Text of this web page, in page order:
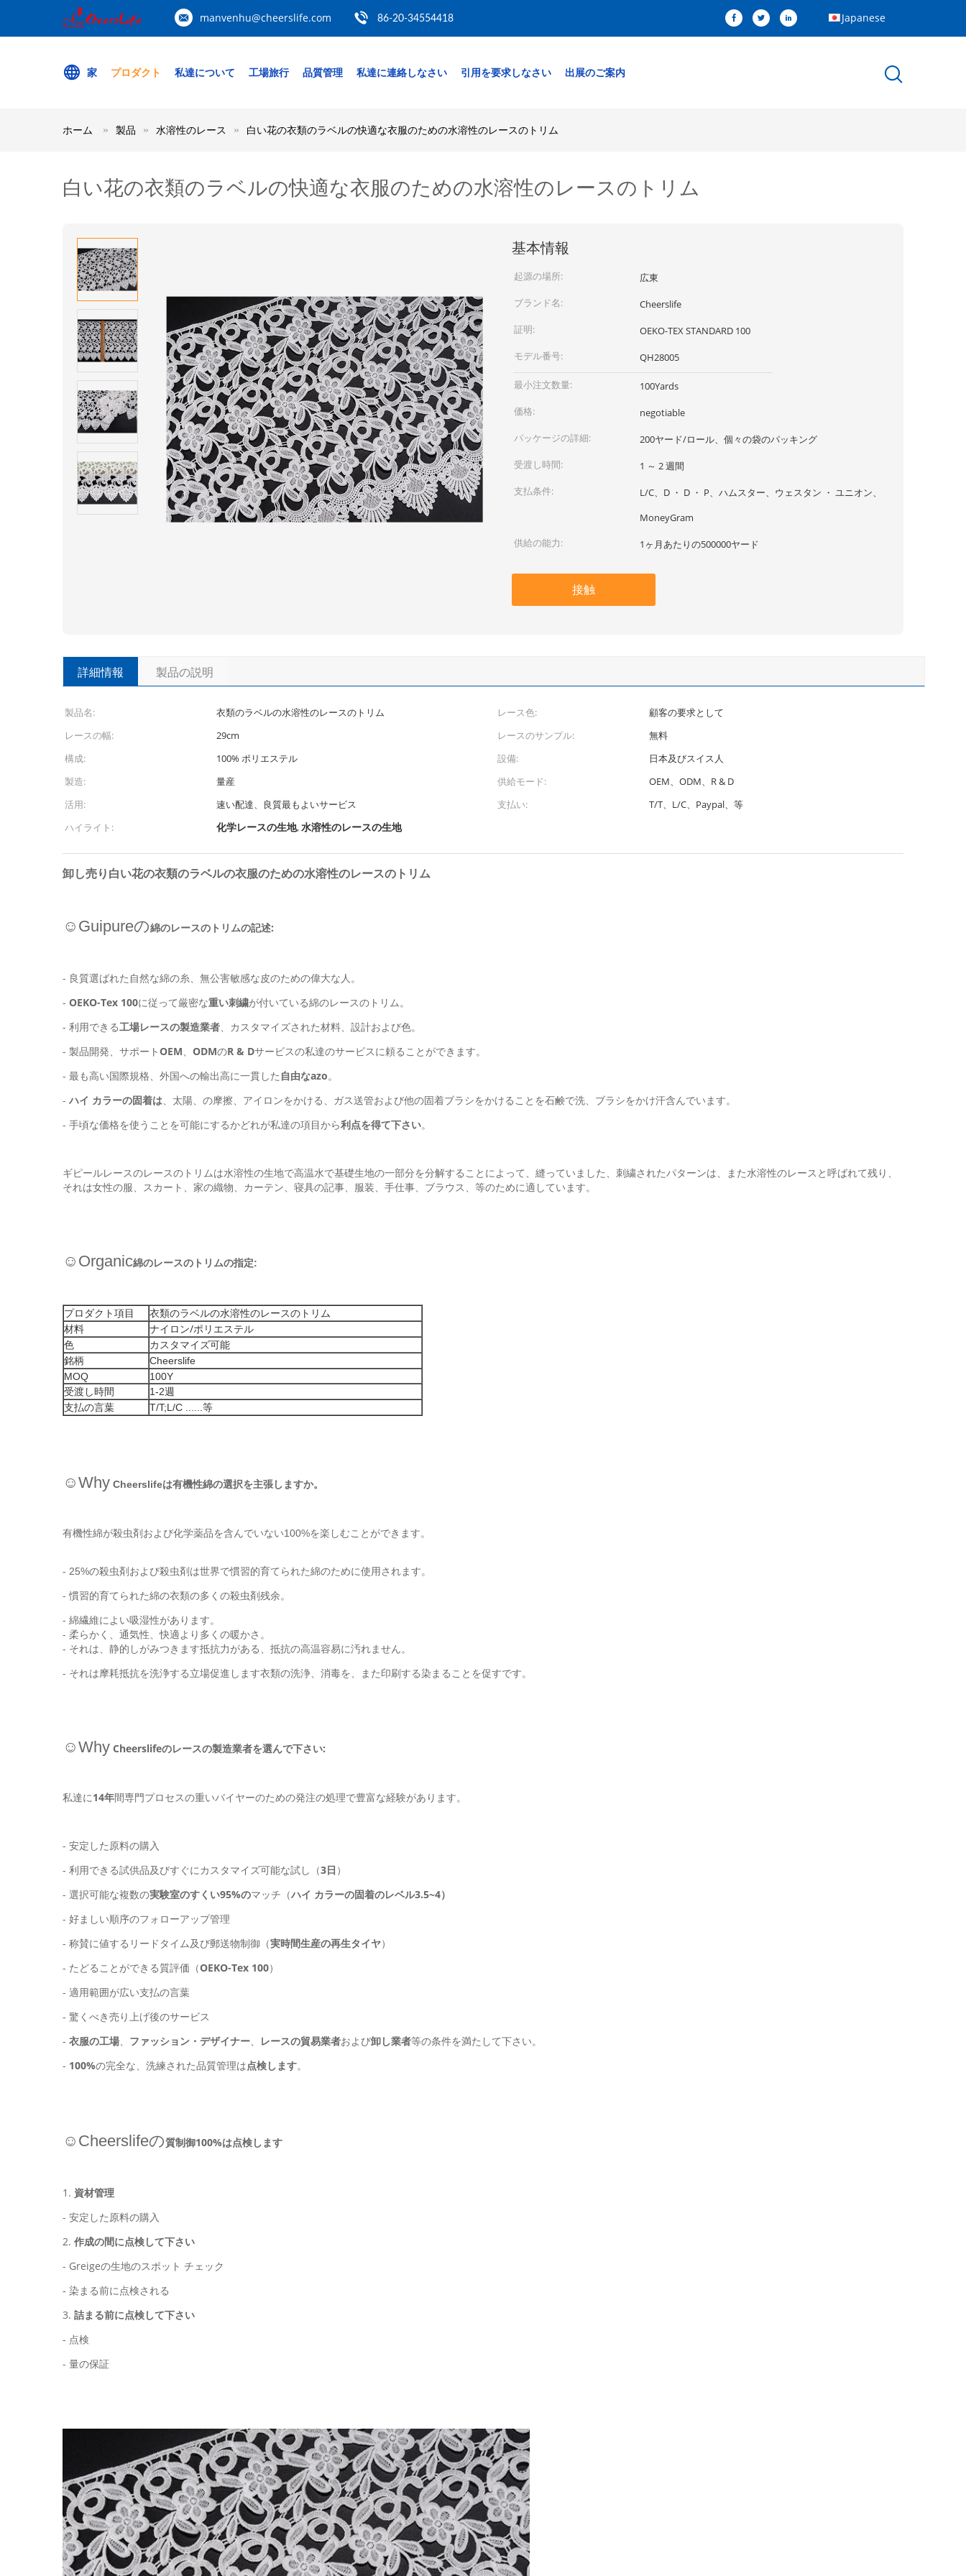
manvenhu@cheerslife.com 86-20-34554418 Japanese
家 プロダクト 私達について 工場旅行 品質管理 私達に連絡しなさい 引用を要求しなさい 出展のご案内
ホーム 製品 水溶性のレース 白い花の衣類のラベルの快適な衣服のための水溶性のレースのトリム
白い花の衣類のラベルの快適な衣服のための水溶性のレースのトリム
基本情報
起源の場所:
広東
ブランド名:
Cheerslife
証明:
OEKO-TEX STANDARD 100
モデル番号:
QH28005
最小注文数量:
100Yards
価格:
negotiable
パッケージの詳細:
200ヤード/ロール、個々の袋のパッキング
受渡し時間:
1 ～ 2 週間
支払条件:
L/C、D ・ D ・ P、ハムスター、ウェスタン ・ ユニオン、
MoneyGram
供給の能力:
1ヶ月あたりの500000ヤード
接触
詳細情報 製品の説明
製品名: 衣類のラベルの水溶性のレースのトリム レース色:
顧客の要求として
レースの幅:
29cm レースのサンプル:
無料
構成:
100% ポリエステル 設備:
日本及びスイス人
製造:
量産 供給モード:
OEM、ODM、R & D
活用:
速い配達、良質最もよいサービス 支払い:
T/T、L/C、Paypal、等
ハイライト:
化学レースの生地,水溶性のレースの生地
卸し売り白い花の衣類のラベルの衣服のための水溶性のレースのトリム
☺Guipureの綿のレースのトリムの記述:
- 良質選ばれた自然な綿の糸 、無公害敏感な皮のための偉大な人。
- OEKO-Tex 100に従って厳密な重い刺繍が付いている綿のレースのトリム。
- 利用できる工場レースの製造業者、カスタマイズされた材料、設計および色。
- 製品開発、サポートOEM、 ODMのR & Dサービスの私達のサービスに頼ることができます。
- 最も高い国際規格、外国への輸出高に一貫した 自由なazo。
- ハイ カラーの固着は、太陽、の摩擦、アイロンをかける、ガス送管および他の固着ブラシをかけることを石鹸で洗、ブラシをかけ汗含んでいます。
- 手頃な価格を使うことを可能にするかどれが私達の項目から利点を得て下さい。
ギピールレースのレースのトリムは水溶性の生地で高温水で基礎生地の一部分を分解することによって、縫っていました、刺繍されたパターンは、また水溶性のレースと呼ばれて残り、
それは女性の服、スカート、家の織物、カーテン、寝具の記事、服装、手仕事、ブラウス、等のために適しています。
☺Organic綿のレースのトリムの指定:
プロダクト項目
衣類のラベルの水溶性のレースのトリム
材料
ナイロン/ポリエステル
色 カスタマイズ可能
銘柄
Cheerslife
MOQ
100Y
受渡し時間
1-2週
支払の言葉
T/T;L/C ......等
☺Why Cheerslifeは有機性綿の選択を主張しますか。
有機性綿が殺虫剤および化学薬品を含んでいない100%を楽しむことができます。
- 25%の殺虫剤および殺虫剤は世界で慣習的育てられた綿のために使用されます。
-慣習的育てられた綿の衣類の多くの殺虫剤残余。
- 綿繊維によい吸湿性があります。
- 柔らかく、通気性、快適より多くの暖かさ。
- それは、静的しがみつきます抵抗力がある、抵抗の高温容易に汚れません。
- それは摩耗抵抗を洗浄する立場促進します衣類の洗浄、消毒を、また印刷する染まることを促すです。
☺Why Cheerslifeのレースの製造業者を選んで下さい:
私達に14年間専門プロセスの重いバイヤーのための発注の処理で豊富な経験があります。
- 安定した原料の購入
- 利用できる試供品及びすぐにカスタマイズ可能な試し（3日 ）
- 選択可能な複数の実験室のすくい95%のマッチ（ハイ カラーの固着のレベル3.5~4）
- 好ましい順序のフォローアップ管理
- 称賛に値するリードタイム及び郵送物制御（実時間生産の再生タイヤ）
- たどることができる質評価（OEKO-Tex 100）
- 適用範囲が広い支払の言葉
- 驚くべき売り上げ後のサービス
- 衣服の工場、 ファッション・デザイナー、 レースの貿易業者および卸し業者等の条件を満たして下さい。
- 100%の完全な、洗練された品質管理は点検します。
☺Cheerslifeの質制御100%は点検します
1. 資材管理
- 安定した原料の購入
2. 作成の間に点検して下さい
- Greigeの生地のスポット チェック
- 染まる前に点検される
3. 詰まる前に点検して下さい
- 点検
- 量の保証